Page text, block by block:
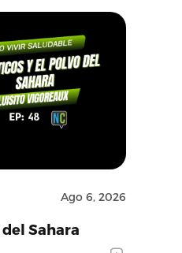
Ago 6, 2026
Sahara